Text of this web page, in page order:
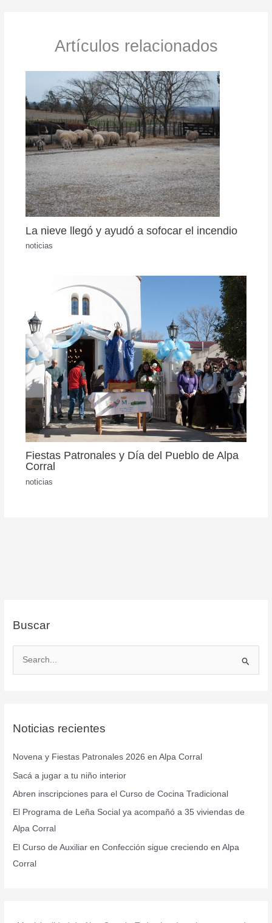
Artículos relacionados
La nieve llegó y ayudó a sofocar el incendio
noticias
Fiestas Patronales y Día del Pueblo de Alpa
Corral
noticias
Buscar
a
p
o
r
:
Noticias recientes
Novena y Fiestas Patronales 2026 en Alpa Corral
Sacá a jugar a tu niño interior
Abren inscripciones para el Curso de Cocina Tradicional
El Programa de Leña Social ya acompañó a 35 viviendas de
Alpa Corral
El Curso de Auxiliar en Confección sigue creciendo en Alpa
Corral